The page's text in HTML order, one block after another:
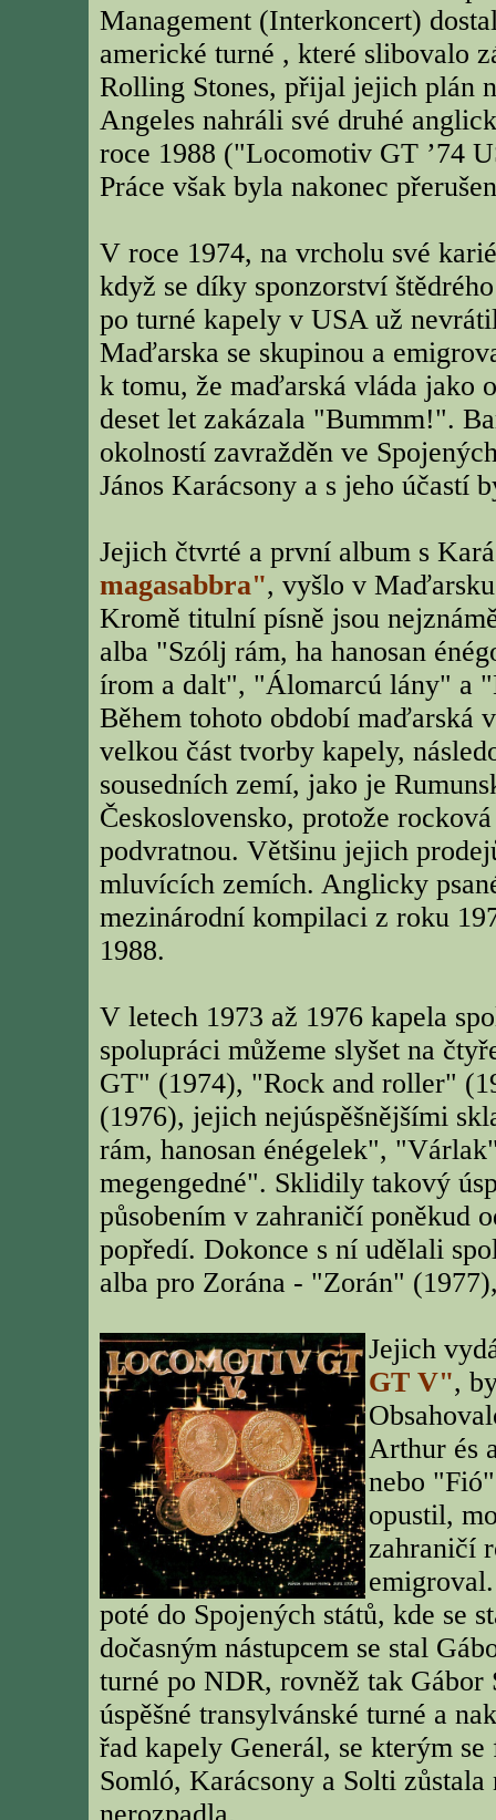
Management (Interkoncert)
americké turné , které slibovalo
Rolling Stones, přijal jejich plán
Angeles nahráli své druhé
roce 1988 ("Locomotiv GT ’74
Práce však byla nakonec
V roce 1974, na vrcholu své
když se díky sponzorství
po turné kapely v USA už
Maďarska se skupinou a
k tomu, že maďarská vláda jako
deset let zakázala "Bummm!".
okolností zavražděn ve
János Karácsony a s jeho účastí
Jejich čtvrté a první album s
magasabbra", vyšlo v
Kromě titulní písně jsou
alba "Szólj rám, ha hanosan
írom a dalt", "Álomarcú lány" a
Během tohoto období maďarská
velkou část tvorby kapely,
sousedních zemí, jako je
Československo, protože
podvratnou. Většinu jejich
mluvících zemích. Anglicky
mezinárodní kompilaci z roku
1988.
V letech 1973 až 1976 kapela
spolupráci můžeme slyšet na
GT" (1974), "Rock and roller"
(1976), jejich nejúspěšnějšími
rám, hanosan énégelek",
megengedné". Sklidily takový
působením v zahraničí poněkud
popředí. Dokonce s ní udělali
alba pro Zorána - "Zorán"
Jejich
GT V",
Arthur és
nebo
opustil,
zahraničí
poté do Spojených států, kde se
dočasným nástupcem se stal
turné po NDR, rovněž tak Gábor
úspěšné transylvánské turné a
řad kapely Generál, se kterým se
Somló, Karácsony a Solti